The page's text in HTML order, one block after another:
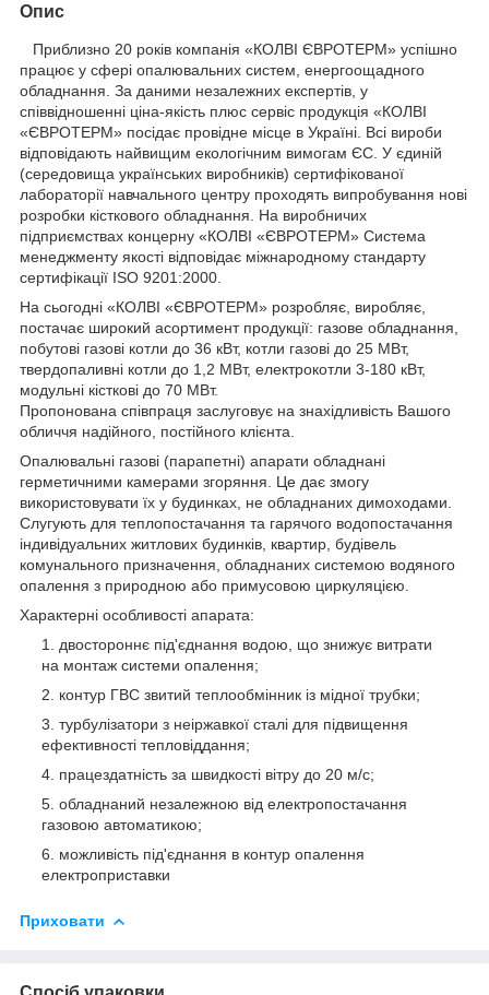
Опис
Приблизно 20 років компанія «КОЛВІ ЄВРОТЕРМ» успішно
працює у сфері опалювальних систем, енергоощадного
обладнання. За даними незалежних експертів, у
співвідношенні ціна-якість плюс сервіс продукція «КОЛВІ
«ЄВРОТЕРМ» посідає провідне місце в Україні. Всі вироби
відповідають найвищим екологічним вимогам ЄС. У єдиній
(середовища українських виробників) сертифікованої
лабораторії навчального центру проходять випробування нові
розробки кісткового обладнання. На виробничих
підприємствах концерну «КОЛВІ «ЄВРОТЕРМ» Система
менеджменту якості відповідає міжнародному стандарту
сертифікації ISO 9201:2000.
На сьогодні «КОЛВІ «ЄВРОТЕРМ» розробляє, виробляє,
постачає широкий асортимент продукції: газове обладнання,
побутові газові котли до 36 кВт, котли газові до 25 МВт,
твердопаливні котли до 1,2 МВт, електрокотли 3-180 кВт,
модульні кісткові до 70 МВт.
Пропонована співпраця заслуговує на знахідливість Вашого
обличчя надійного, постійного клієнта.
Опалювальні газові (парапетні) апарати обладнані
герметичними камерами згоряння. Це дає змогу
використовувати їх у будинках, не обладнаних димоходами.
Слугують для теплопостачання та гарячого водопостачання
індивідуальних житлових будинків, квартир, будівель
комунального призначення, обладнаних системою водяного
опалення з природною або примусовою циркуляцією.
Характерні особливості апарата:
двостороннє під'єднання водою, що знижує витрати
на монтаж системи опалення;
контур ГВС звитий теплообмінник із мідної трубки;
турбулізатори з неіржавкої сталі для підвищення
ефективності тепловіддання;
працездатність за швидкості вітру до 20 м/с;
обладнаний незалежною від електропостачання
газовою автоматикою;
можливість під'єднання в контур опалення
електроприставки
Приховати